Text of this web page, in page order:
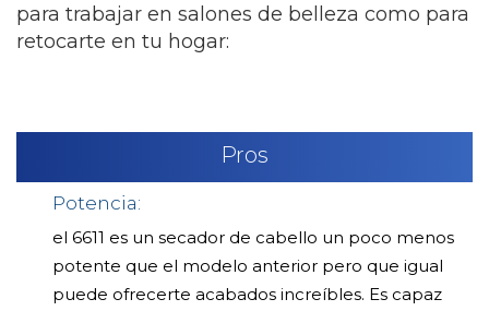
para trabajar en salones de belleza como para
retocarte en tu hogar:
Pros
Potencia:
el 6611 es un secador de cabello un poco menos
potente que el modelo anterior pero que igual
puede ofrecerte acabados increíbles. Es capaz